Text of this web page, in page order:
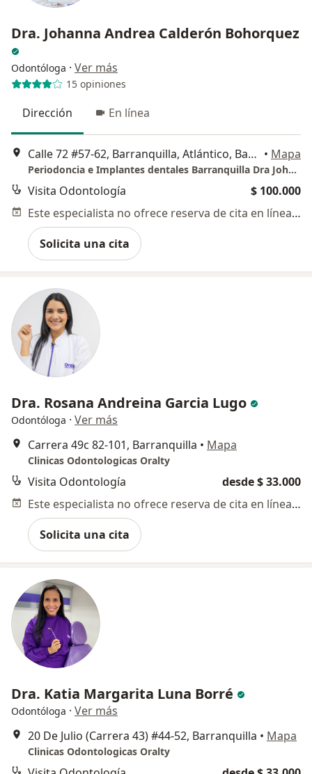
Dra. Johanna Andrea Calderón Bohorquez
Odontóloga · Ver más
15 opiniones
Dirección En línea
Calle 72 #57-62, Barranquilla, Atlántico, Barranquilla • Mapa
Periodoncia e Implantes dentales Barranquilla Dra Johanna Calderón
Visita Odontología
$ 100.000
Este especialista no ofrece reserva de cita en línea en esta dirección.
Solicita una cita
Dra. Rosana Andreina Garcia Lugo
Odontóloga · Ver más
Carrera 49c 82-101, Barranquilla • Mapa
Clinicas Odontologicas Oralty
Visita Odontología
desde $ 33.000
Este especialista no ofrece reserva de cita en línea en esta dirección.
Solicita una cita
Dra. Katia Margarita Luna Borré
Odontóloga · Ver más
20 De Julio (Carrera 43) #44-52, Barranquilla • Mapa
Clinicas Odontologicas Oralty